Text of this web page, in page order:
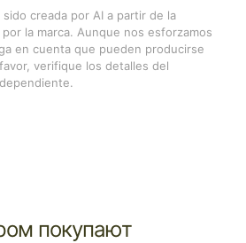
creada por AI a partir de la
la marca. Aunque nos esforzamos
en cuenta que pueden producirse
verifique los detalles del
покупают